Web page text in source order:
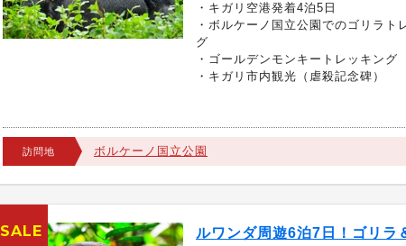
・キガリ空港発着4泊5日
・ボルケーノ国立公園でのゴリラト
グ
・ゴールデンモンキートレッキング
・キガリ市内観光（虐殺記念碑）
訪問地 ボルケーノ国立公園
ルワンダ周遊6泊7日！ゴリラ
SALE